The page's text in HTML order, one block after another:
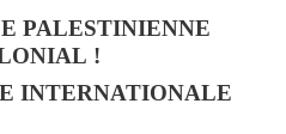
PALESTINIENNE
!
INTERNATIONALE